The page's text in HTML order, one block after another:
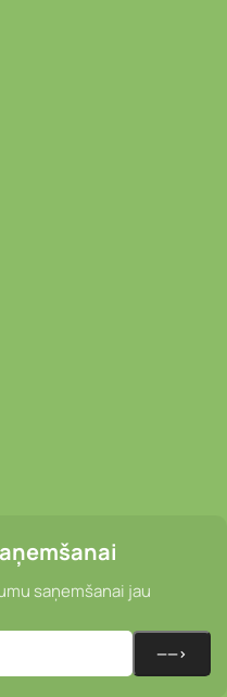
kameras, Portatīvie
saņemšanai jau